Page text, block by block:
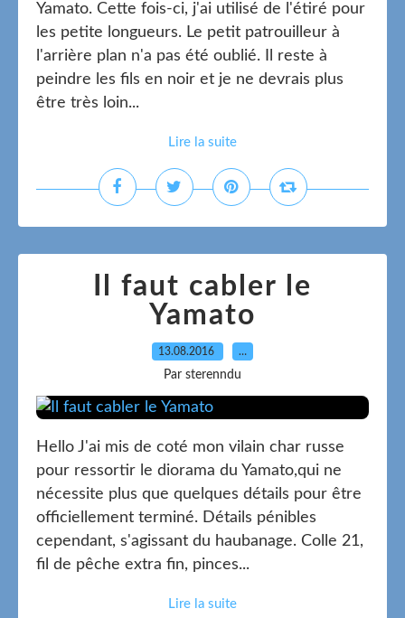
Yamato. Cette fois-ci, j'ai utilisé de l'étiré pour
les petite longueurs. Le petit patrouilleur à
l'arrière plan n'a pas été oublié. Il reste à
peindre les fils en noir et je ne devrais plus
être très loin...
Lire la suite
Il faut cabler le
Yamato
13.08.2016 …
Par sterenndu
Hello J'ai mis de coté mon vilain char russe
pour ressortir le diorama du Yamato,qui ne
nécessite plus que quelques détails pour être
officiellement terminé. Détails pénibles
cependant, s'agissant du haubanage. Colle 21,
fil de pêche extra fin, pinces...
Lire la suite